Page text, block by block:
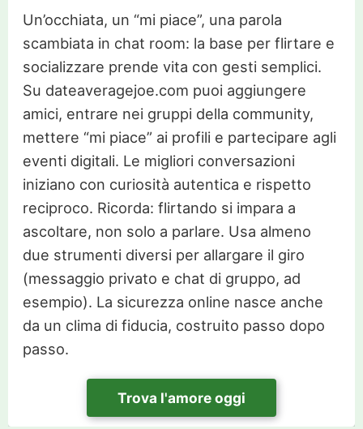
Un’occhiata, un “mi piace”, una parola
scambiata in chat room: la base per flirtare e
socializzare prende vita con gesti semplici.
Su dateaveragejoe.com puoi aggiungere
amici, entrare nei gruppi della community,
mettere “mi piace” ai profili e partecipare agli
eventi digitali. Le migliori conversazioni
iniziano con curiosità autentica e rispetto
reciproco. Ricorda: flirtando si impara a
ascoltare, non solo a parlare. Usa almeno
due strumenti diversi per allargare il giro
(messaggio privato e chat di gruppo, ad
esempio). La sicurezza online nasce anche
da un clima di fiducia, costruito passo dopo
passo.
Trova l'amore oggi